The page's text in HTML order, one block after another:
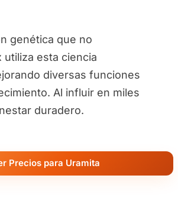
genética que no
utiliza esta ciencia
diversas funciones
Al influir en miles
duradero.
Precios para Uramita